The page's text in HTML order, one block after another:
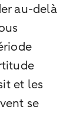
au-delà
et les
se